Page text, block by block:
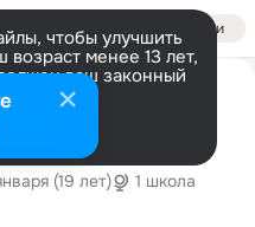
Войти
чтобы улучшить
возраст менее 13 лет,
ваш законный
а Ваши поиски
вы попали куда нужно!
(19 лет)
1 школа